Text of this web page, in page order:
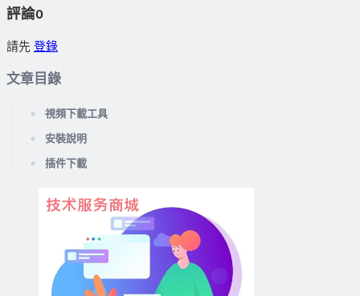
評論0
請先 登錄
文章目錄
視頻下載工具
安裝說明
插件下載